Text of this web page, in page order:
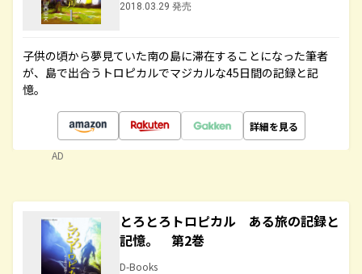
2018.03.29 発売
子供の頃から夢見ていた南の島に滞在することになった筆者
が、島で出合うトロピカルでマジカルな45日間の記録と記
憶。
詳細を見る
AD
とろとろトロピカル ある旅の記録と
記憶。 第2巻
D-Books